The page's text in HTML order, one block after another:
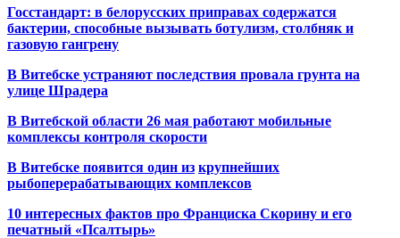
Госстандарт: в белорусских приправах содержатся
бактерии, способные вызывать ботулизм, столбняк и
газовую гангрену
В Витебске устраняют последствия провала грунта на
улице Шрадера
В Витебской области 26 мая работают мобильные
комплексы контроля скорости
В Витебске появится один из крупнейших
рыбоперерабатывающих комплексов
10 интересных фактов про Франциска Скорину и его
печатный «Псалтырь»